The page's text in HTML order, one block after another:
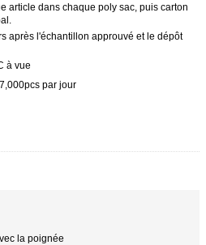
article dans chaque poly sac, puis carton
après l'échantillon approuvé et le dépôt
à vue
par jour
la poignée